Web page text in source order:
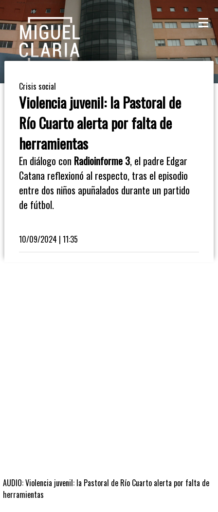
La
Mesa
Café
Columna
Opinión
Radioinforme
Crisis social
Violencia juvenil: la Pastoral de
Río Cuarto alerta por falta de
herramientas
En diálogo con Radioinforme 3, el padre Edgar
Catana reflexionó al respecto, tras el episodio
entre dos niños apuñalados durante un partido
de fútbol.
10/09/2024 | 11:35
AUDIO: Violencia juvenil: la Pastoral de Río Cuarto alerta por falta de
herramientas